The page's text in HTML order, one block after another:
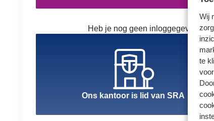
Wij
te
Heb je nog geen inloggegevens?
Ons kantoor is lid van SRA